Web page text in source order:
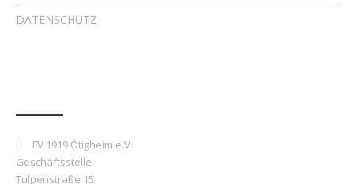
DATENSCHUTZ
FV 1919 Ötigheim e.V.
Geschäftsstelle
Tulpenstraße 15